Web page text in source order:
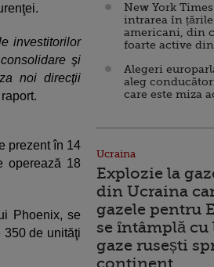
investitorilor
şi
noi direcţii
prezent în 14
operează 18
Phoenix, se
350 de unităţi
New York
intrarea în
americani, din
foarte active din
Alegeri
aleg
care este miza
Ucraina
Explozie la
din Ucraina
gazele pentru
se întâmplă
gaze rusești